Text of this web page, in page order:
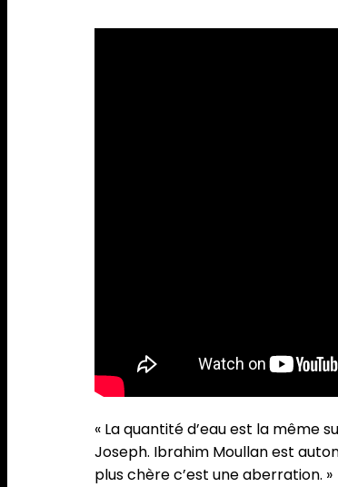
« La quantité d’eau est la même
Joseph. Ibrahim Moullan est
plus chère c’est une aberration. »